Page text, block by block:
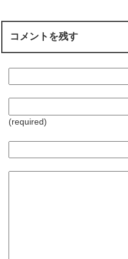
コメントを残す
(required)